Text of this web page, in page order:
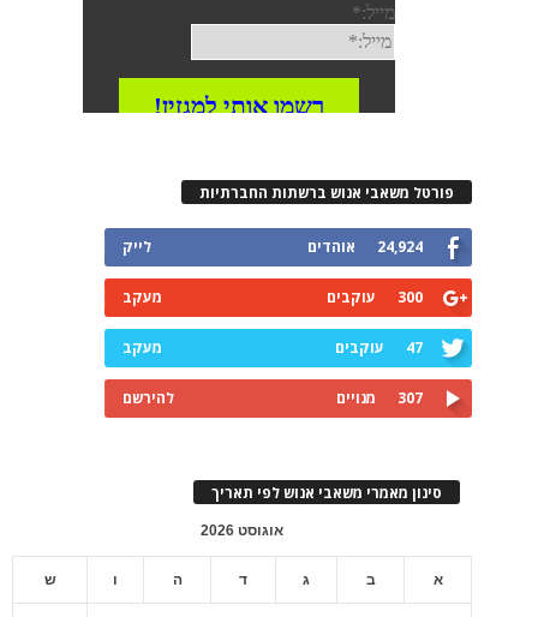
פורטל משאבי אנוש ברשתות החברתיות
24,924 אוהדים לייק
300 עוקבים מעקב
47 עוקבים מעקב
307 מנויים להירשם
סינון מאמרי משאבי אנוש לפי תאריך
אוגוסט 2026
א ב ג ד ה ו ש